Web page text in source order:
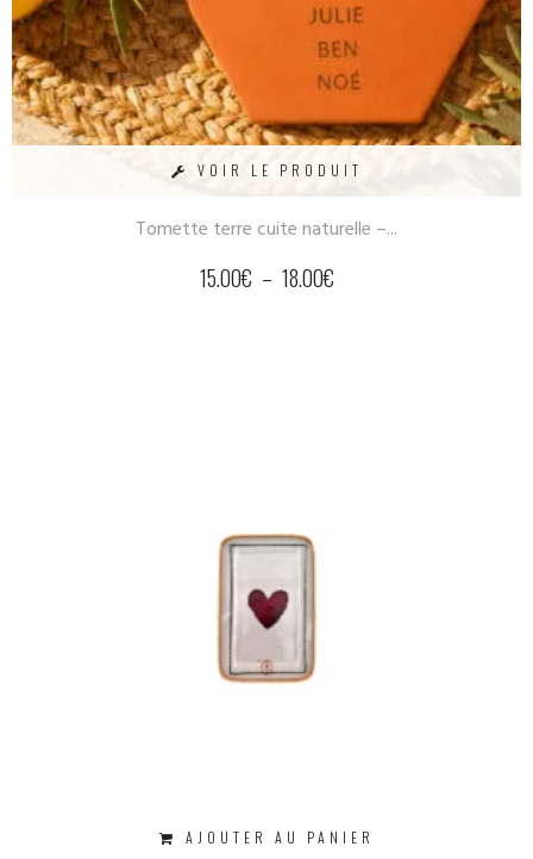
VOIR LE PRODUIT
Tomette terre cuite naturelle –...
15.00€ – 18.00€
AJOUTER AU PANIER